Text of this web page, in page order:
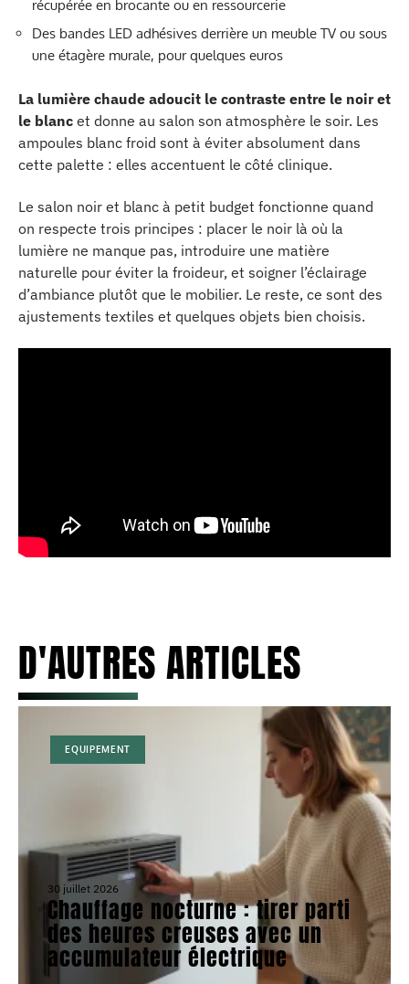
récupérée en brocante ou en ressourcerie
Des bandes LED adhésives derrière un meuble TV ou sous
une étagère murale, pour quelques euros
La lumière chaude adoucit le contraste entre le noir et
le blanc et donne au salon son atmosphère le soir. Les
ampoules blanc froid sont à éviter absolument dans
cette palette : elles accentuent le côté clinique.
Le salon noir et blanc à petit budget fonctionne quand
on respecte trois principes : placer le noir là où la
lumière ne manque pas, introduire une matière
naturelle pour éviter la froideur, et soigner l’éclairage
d’ambiance plutôt que le mobilier. Le reste, ce sont des
ajustements textiles et quelques objets bien choisis.
D'AUTRES ARTICLES
EQUIPEMENT
30 juillet 2026
Chauffage nocturne : tirer parti
des heures creuses avec un
accumulateur électrique